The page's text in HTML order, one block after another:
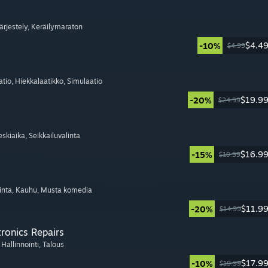
, Keräilymaraton
-10% $4.99$4.49
, Hiekkalaatikko, Simulaatio
-20% $24.99$19.99
, Seikkailuvalinta
-15% $19.99$16.99
, Kauhu, Musta komedia
-20% $14.99$11.99
Repairs
Hallinnointi, Talous
-10% $19.99$17.99